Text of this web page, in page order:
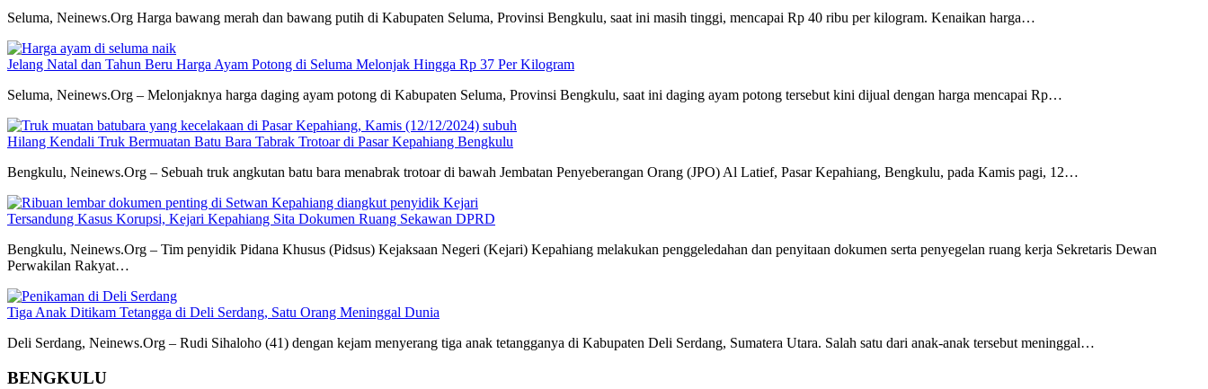
Seluma, Neinews.Org Harga bawang merah dan bawang putih di Kabupaten Seluma, Provinsi Bengkulu, saat ini masih tinggi, mencapai Rp 40 ribu per kilogram. Kenaikan harga…
Jelang Natal dan Tahun Beru Harga Ayam Potong di Seluma Melonjak Hingga Rp 37 Per Kilogram
Seluma, Neinews.Org – Melonjaknya harga daging ayam potong di Kabupaten Seluma, Provinsi Bengkulu, saat ini daging ayam potong tersebut kini dijual dengan harga mencapai Rp…
Hilang Kendali Truk Bermuatan Batu Bara Tabrak Trotoar di Pasar Kepahiang Bengkulu
Bengkulu, Neinews.Org – Sebuah truk angkutan batu bara menabrak trotoar di bawah Jembatan Penyeberangan Orang (JPO) Al Latief, Pasar Kepahiang, Bengkulu, pada Kamis pagi, 12…
Tersandung Kasus Korupsi, Kejari Kepahiang Sita Dokumen Ruang Sekawan DPRD
Bengkulu, Neinews.Org – Tim penyidik Pidana Khusus (Pidsus) Kejaksaan Negeri (Kejari) Kepahiang melakukan penggeledahan dan penyitaan dokumen serta penyegelan ruang kerja Sekretaris Dewan
Perwakilan Rakyat…
Tiga Anak Ditikam Tetangga di Deli Serdang, Satu Orang Meninggal Dunia
Deli Serdang, Neinews.Org – Rudi Sihaloho (41) dengan kejam menyerang tiga anak tetangganya di Kabupaten Deli Serdang, Sumatera Utara. Salah satu dari anak-anak tersebut meninggal…
BENGKULU